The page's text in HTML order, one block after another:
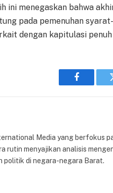
ini menegaskan bahwa
pada pemenuhan
dengan kapitulasi
Facebook
Media yang berfokus
rutin menyajikan analisis
politik di negara-negara Barat.